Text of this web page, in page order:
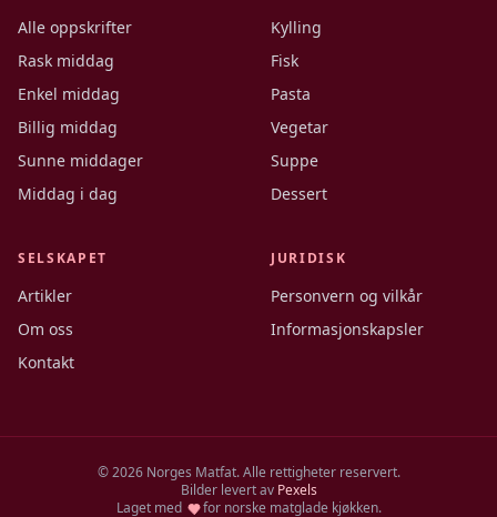
Alle oppskrifter
Rask middag
Enkel middag
Billig middag
Sunne middager
Middag i dag
Kylling
Fisk
Pasta
Vegetar
Suppe
Dessert
SELSKAPET
Artikler
Om oss
Kontakt
JURIDISK
Personvern og vilkår
Informasjonskapsler
©2026Norges Matfat. Alle rettigheter reservert.
Bilder levert av Pexels
Laget med
for norske matglade kjøkken.